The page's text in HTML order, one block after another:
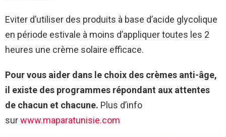
Eviter d’utiliser des produits à base d’acide glycolique
en période estivale à moins d’appliquer toutes les 2
heures une crème solaire efficace.
Pour vous aider dans le choix des crèmes anti-âge,
il existe des programmes répondant aux attentes
de chacun et chacune. Plus d’info
surwww.maparatunisie.com